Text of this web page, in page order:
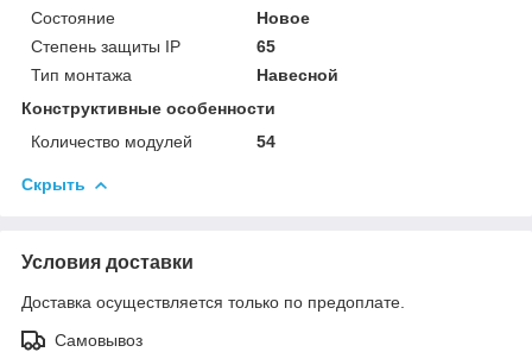
Состояние
Новое
Степень защиты IP
65
Тип монтажа
Навесной
Конструктивные особенности
Количество модулей
54
Скрыть
Условия доставки
Доставка осуществляется только по предоплате.
Самовывоз